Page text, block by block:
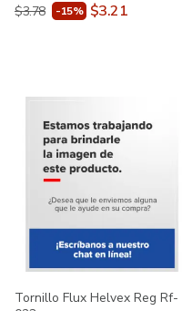
$3.78 -15% $3.21
Tornillo Flux Helvex Reg Rf-